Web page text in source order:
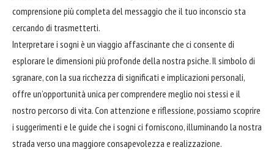
comprensione più completa del messaggio che il tuo inconscio sta
cercando di trasmetterti.
Interpretare i sogni è un viaggio affascinante che ci consente di
esplorare le dimensioni più profonde della nostra psiche. Il simbolo di
sgranare, con la sua ricchezza di significati e implicazioni personali,
offre un’opportunità unica per comprendere meglio noi stessi e il
nostro percorso di vita. Con attenzione e riflessione, possiamo scoprire
i suggerimenti e le guide che i sogni ci forniscono, illuminando la nostra
strada verso una maggiore consapevolezza e realizzazione.